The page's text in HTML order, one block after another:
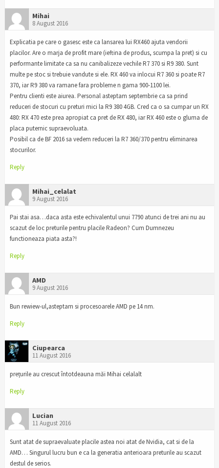
Mihai
8 August 2016
Explicatia pe care o gasesc este ca lansarea lui RX460 ajuta vendorii
placilor. Are o marja de profit mare (ieftina de produs, scumpa la pret) si cu
performante limitate ca sa nu canibalizeze vechile R7 370 si R9 380. Sunt
multe pe stoc si trebuie vandute si ele. RX 460 va inlocui R7 360 si poate R7
370, iar R9 380 va ramane fara probleme n gama 900-1100 lei.
Pentru clienti este aiurea. Personal asteptam septembrie ca sa prind
reduceri de stocuri cu preturi mici la R9 380 4GB. Cred ca o sa cumpar un RX
480: RX 470 este prea apropiat ca pret de RX 480, iar RX 460 este o gluma de
placa puternic supraevoluata.
Posibil ca de BF 2016 sa vedem reduceri la R7 360/370 pentru eliminarea
stocurilor.
Reply
Mihai_celalat
9 August 2016
Pai stai asa…daca asta este echivalentul unui 7790 atunci de trei ani nu au
scazut de loc preturile pentru placile Radeon? Cum Dumnezeu
functioneaza piata asta?!
Reply
AMD
9 August 2016
Bun rewiew-ul,asteptam si procesoarele AMD pe 14 nm.
Reply
Ciupearca
11 August 2016
prețurile au crescut întotdeauna măi Mihai celalalt
Reply
Lucian
11 August 2016
Sunt atat de supraevaluate placile astea noi atat de Nvidia, cat si de la
AMD… Singurul lucru bun e ca la generatia anterioara preturile au scazut
destul de serios.